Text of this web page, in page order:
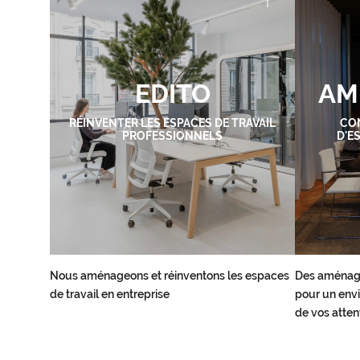
EDITO
RÉINVENTER LES ESPACES DE TRAVAIL
PROFESSIONNELS
Nous aménageons et réinventons les espaces
de travail en entreprise
Des
pour un
de vos